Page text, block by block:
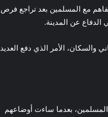
مع المسلمين بعد تراجع فرص
عن المدينة.
والسكان، الأمر الذي دفع العديد
بعدما ساءت أوضاعهم